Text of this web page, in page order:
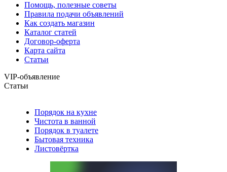
Помощь, полезные советы
Правила подачи объявлений
Как создать магазин
Каталог статей
Договор-оферта
Карта сайта
Статьи
VIP-объявление
Статьи
Порядок на кухне
Чистота в ванной
Порядок в туалете
Бытовая техника
Листовёртка